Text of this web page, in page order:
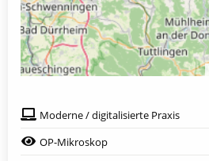
Moderne / digitalisierte Praxis
OP-Mikroskop